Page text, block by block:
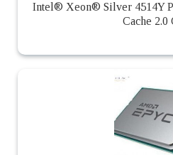
Intel® Xeon® Silver 4514Y
Cache 2.0